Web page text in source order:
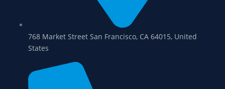
768 Market Street San Francisco, CA 64015, United
States